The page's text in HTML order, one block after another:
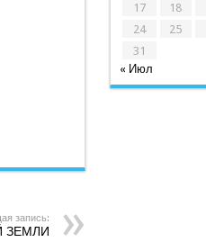
запись:
ЗЕМЛИ
17
18
24
25
31
« Июл